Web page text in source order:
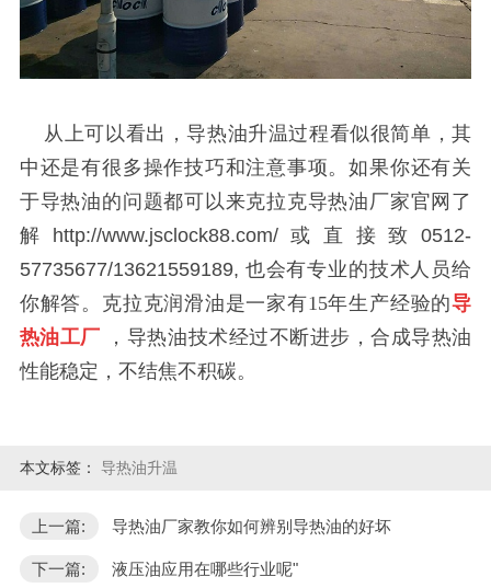
从上可以看出，导热油升温过程看似很简单，其
中还是有很多操作技巧和注意事项。如果你还有关
于导热油的问题都可以来克拉克导热油厂家官网了
解 http://www.jsclock88.com/或 直接致0512-
57735677/13621559189, 也会有专业的技术人员给
你解答。克拉克润滑油是一家有15年生产经验的导
热油工厂
，导热油技术经过不断进步，合成导热油
性能稳定，不结焦不积碳。
本文标签： 导热油升温
上一篇: 导热油厂家教你如何辨别导热油的好坏
下一篇: 液压油应用在哪些行业呢"